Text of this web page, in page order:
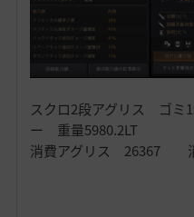
スクロ2段アグリス ゴミ
ー 重量5980.2LT
消費アグリス 26367